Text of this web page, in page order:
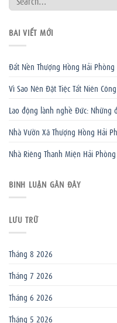
BÀI VIẾT MỚI
Đất Nền Thượng Hồng Hải Phòng
Vì Sao Nên Đặt Tiệc Tất Niên
Lao động lành nghề Đức:
Nhà Vườn Xã Thượng Hồng Hải
Nhà Riêng Thanh Miện Hải Phòng
BÌNH LUẬN GẦN ĐÂY
LƯU TRỮ
Tháng 8 2026
Tháng 7 2026
Tháng 6 2026
Tháng 5 2026